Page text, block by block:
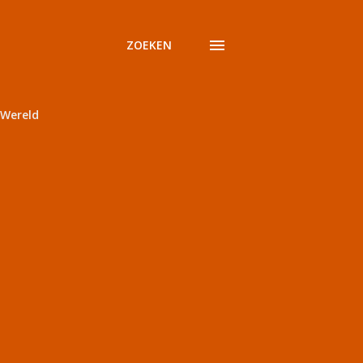
ZOEKEN